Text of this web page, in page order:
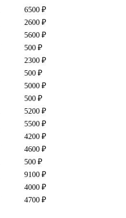
6500 ₽
2600 ₽
5600 ₽
500 ₽
2300 ₽
500 ₽
5000 ₽
500 ₽
5200 ₽
5500 ₽
4200 ₽
4600 ₽
500 ₽
9100 ₽
4000 ₽
4700 ₽